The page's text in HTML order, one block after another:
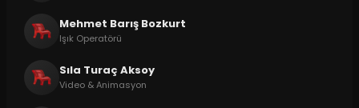
Mehmet Barış Bozkurt
Işık Operatörü
Sıla Turaç Aksoy
Video & Animasyon